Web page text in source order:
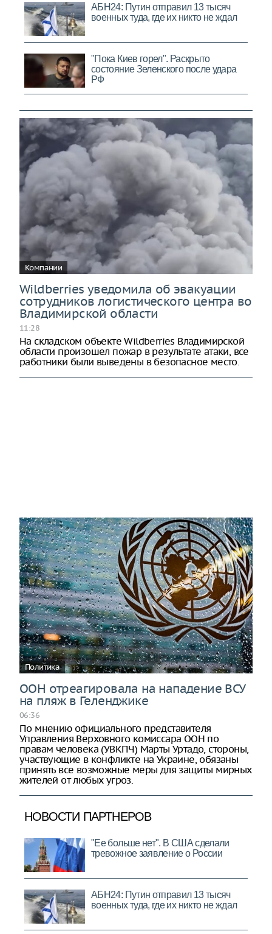
Компании
Wildberries уведомила об эвакуации
сотрудников логистического центра во
Владимирской области
11:28
На складском объекте Wildberries Владимирской
области произошел пожар в результате атаки, все
работники были выведены в безопасное место.
Политика
ООН отреагировала на нападение ВСУ
на пляж в Геленджике
06:36
По мнению официального представителя
Управления Верховного комиссара ООН по
правам человека (УВКПЧ) Марты Уртадо, стороны,
участвующие в конфликте на Украине, обязаны
принять все возможные меры для защиты мирных
жителей от любых угроз.